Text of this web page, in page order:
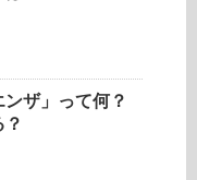
ンザ」って何？